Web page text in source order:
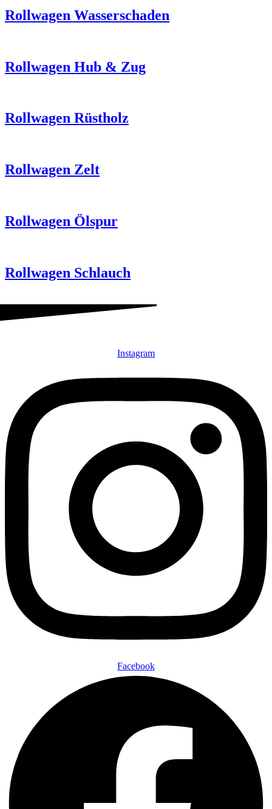
Rollwagen Wasserschaden
Rollwagen Hub & Zug
Rollwagen Rüstholz
Rollwagen Zelt
Rollwagen Ölspur
Rollwagen Schlauch
Instagram
Facebook